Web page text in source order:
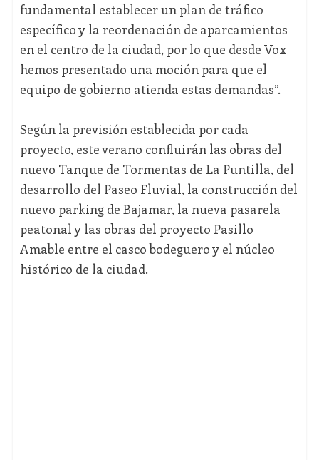
fundamental establecer un plan de tráfico
específico y la reordenación de aparcamientos
en el centro de la ciudad, por lo que desde Vox
hemos presentado una moción para que el
equipo de gobierno atienda estas demandas”.
Según la previsión establecida por cada
proyecto, este verano confluirán las obras del
nuevo Tanque de Tormentas de La Puntilla, del
desarrollo del Paseo Fluvial, la construcción del
nuevo parking de Bajamar, la nueva pasarela
peatonal y las obras del proyecto Pasillo
Amable entre el casco bodeguero y el núcleo
histórico de la ciudad.